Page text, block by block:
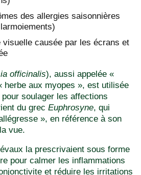
des allergies saisonnières
visuelle causée par les écrans et
officinalis), aussi appelée «
herbe aux myopes », est utilisée
soulager les affections
du grec Euphrosyne, qui
», en référence à son
vue.
la prescrivaient sous forme
pour calmer les inflammations
et réduire les irritations